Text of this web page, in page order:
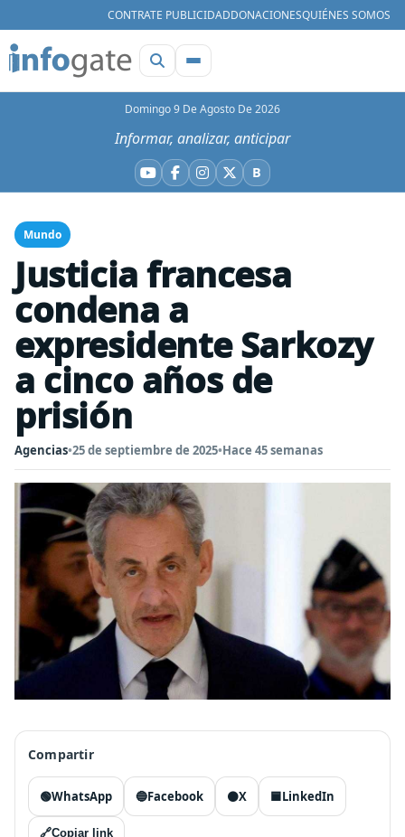
CONTRATE PUBLICIDADDONACIONESQUIÉNES SOMOS
Domingo 9 De Agosto De 2026
Informar, analizar, anticipar
YouTube
Facebook
Instagram
X BBluesky
Mundo
Justicia francesa
condena a
expresidente Sarkozy
a cinco años de
prisión
Agencias•25 de septiembre de 2025•Hace 45 semanas
Compartir
🟢WhatsApp 🔵Facebook ⚫X 🟦LinkedIn
🔗Copiar link